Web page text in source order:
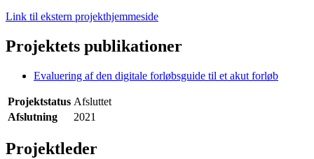
Link til ekstern projekthjemmeside
Projektets publikationer
Evaluering af den digitale forløbsguide til et akut forløb
Projektstatus Afsluttet
Afslutning
2021
Projektleder